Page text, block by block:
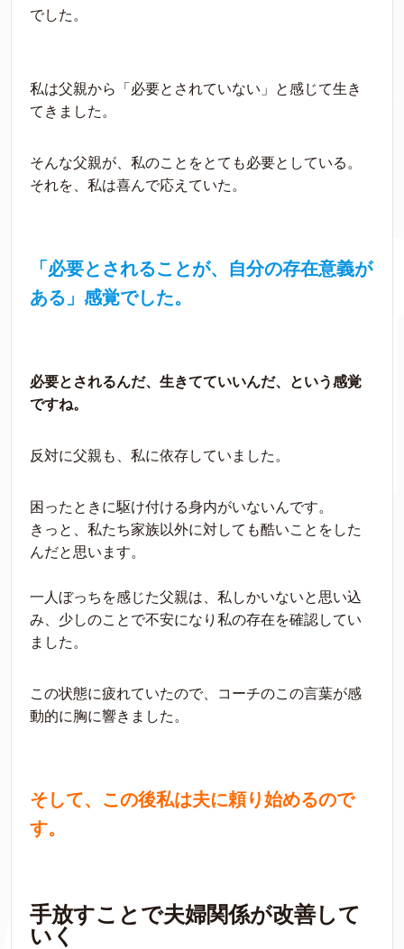
でした。
私は父親から「必要とされていない」と感じて生き
てきました。
そんな父親が、私のことをとても必要としている。
それを、私は喜んで応えていた。
「必要とされることが、自分の存在意義が
ある」感覚でした。
必要とされるんだ、生きてていいんだ、という感覚
ですね。
反対に父親も、私に依存していました。
困ったときに駆け付ける身内がいないんです。
きっと、私たち家族以外に対しても酷いことをした
んだと思います。
一人ぼっちを感じた父親は、私しかいないと思い込
み、少しのことで不安になり私の存在を確認してい
ました。
この状態に疲れていたので、コーチのこの言葉が感
動的に胸に響きました。
そして、この後私は夫に頼り始めるので
す。
手放すことで夫婦関係が改善して
いく